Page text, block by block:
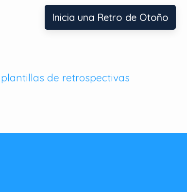
Inicia una Retro de Otoño
de retrospectivas